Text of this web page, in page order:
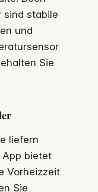
sind stabile
und
Sie
liefern
App bietet
Vorheizzeit
Sie